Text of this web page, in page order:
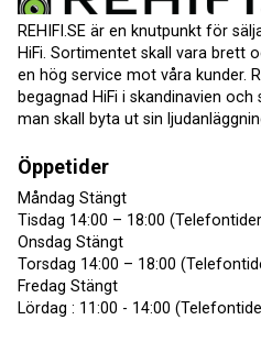
REHIFI.SE är en knutpunkt för
HiFi. Sortimentet skall vara brett
en hög service mot våra kunder.
begagnad HiFi i skandinavien
man skall byta ut sin
Öppetider
Måndag Stängt
Tisdag 14:00 – 18:00
Onsdag Stängt
Torsdag 14:00 – 18:00
Fredag Stängt
Lördag : 11:00 - 14:00